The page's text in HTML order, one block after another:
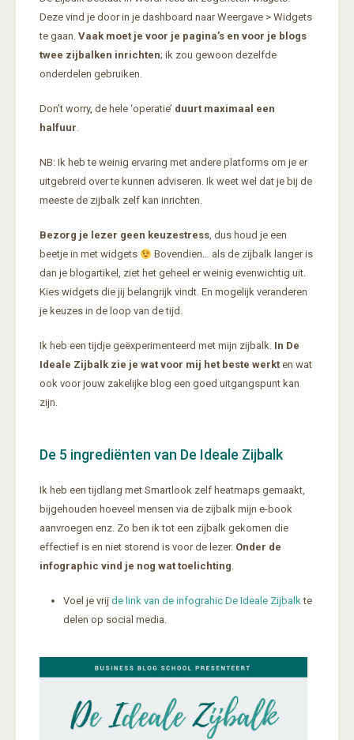
Deze vind je door in je dashboard naar Weergave > Widgets
te gaan. Vaak moet je voor je pagina’s en voor je blogs
twee zijbalken inrichten; ik zou gewoon dezelfde
onderdelen gebruiken.
Don’t worry, de hele ‘operatie’ duurt maximaal een
halfuur.
NB: Ik heb te weinig ervaring met andere platforms om je er
uitgebreid over te kunnen adviseren. Ik weet wel dat je bij de
meeste de zijbalk zelf kan inrichten.
Bezorg je lezer geen keuzestress, dus houd je een
beetje in met widgets
Bovendien… als de zijbalk langer is
dan je blogartikel, ziet het geheel er weinig evenwichtig uit.
Kies widgets die jij belangrijk vindt. En mogelijk veranderen
je keuzes in de loop van de tijd.
Ik heb een tijdje geëxperimenteerd met mijn zijbalk. In De
Ideale Zijbalk zie je wat voor mij het beste werkt en wat
ook voor jouw zakelijke blog een goed uitgangspunt kan
zijn.
De 5 ingrediënten van De Ideale Zijbalk
Ik heb een tijdlang met Smartlook zelf heatmaps gemaakt,
bijgehouden hoeveel mensen via de zijbalk mijn e-book
aanvroegen enz. Zo ben ik tot een zijbalk gekomen die
effectief is en niet storend is voor de lezer. Onder de
infographic vind je nog wat toelichting.
Voel je vrij de link van de infograhic De Ideale Zijbalkte
delen op social media.